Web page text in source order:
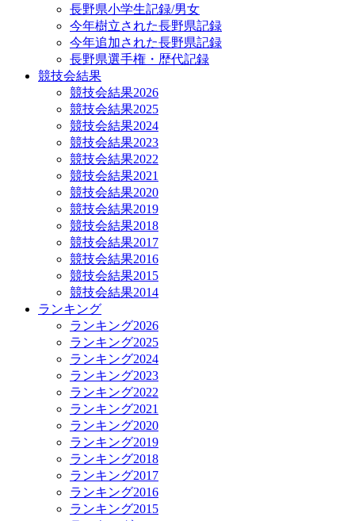
長野県小学生記録/男女
今年樹立された長野県記録
今年追加された長野県記録
長野県選手権・歴代記録
競技会結果
競技会結果2026
競技会結果2025
競技会結果2024
競技会結果2023
競技会結果2022
競技会結果2021
競技会結果2020
競技会結果2019
競技会結果2018
競技会結果2017
競技会結果2016
競技会結果2015
競技会結果2014
ランキング
ランキング2026
ランキング2025
ランキング2024
ランキング2023
ランキング2022
ランキング2021
ランキング2020
ランキング2019
ランキング2018
ランキング2017
ランキング2016
ランキング2015